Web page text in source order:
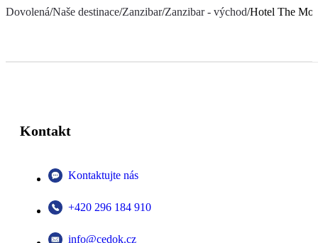
Dovolená/Naše destinace/Zanzibar/Zanzibar - východ/Hotel The
Kontakt
Kontaktujte nás
+420 296 184 910
info@cedok.cz